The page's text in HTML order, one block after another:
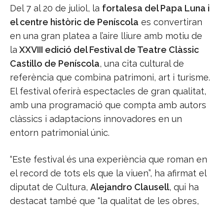
Del 7 al 20 de juliol, la fortalesa del Papa Luna i
el centre històric de Peníscola es convertiran
en una gran platea a l’aire lliure amb motiu de
la XXVIII edició del Festival de Teatre Clàssic
Castillo de Peníscola, una cita cultural de
referència que combina patrimoni, art i turisme.
El festival oferirà espectacles de gran qualitat,
amb una programació que compta amb autors
clàssics i adaptacions innovadores en un
entorn patrimonial únic.
“Este festival és una experiència que roman en
el record de tots els que la viuen”, ha afirmat el
diputat de Cultura, Alejandro Clausell, qui ha
destacat també que “la qualitat de les obres,